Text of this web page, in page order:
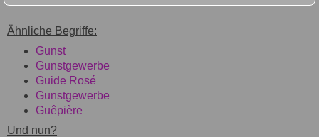
Ähnliche Begriffe:
Gunst
Gunstgewerbe
Guide Rosé
Gunstgewerbe
Guêpière
Und nun?